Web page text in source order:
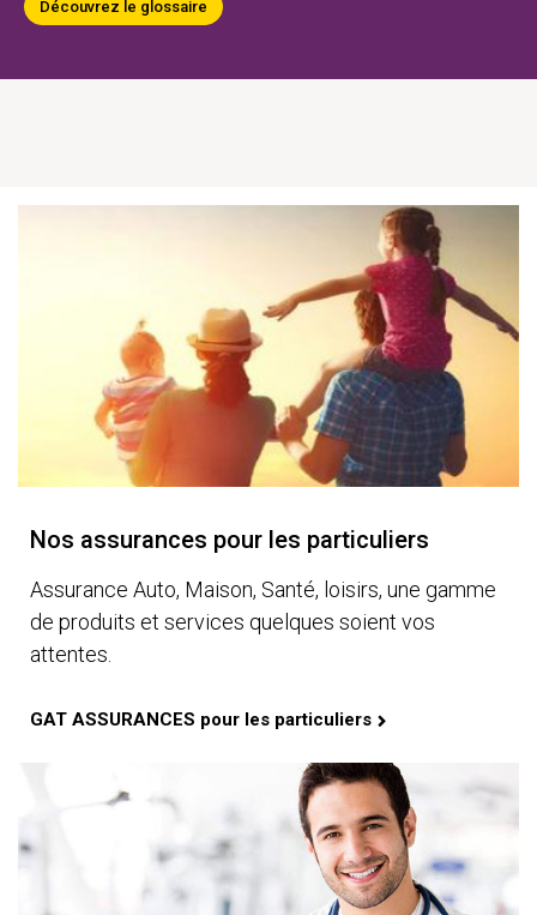
Découvrez le glossaire
Nos assurances pour les particuliers
Assurance Auto, Maison, Santé, loisirs, une gamme
de produits et services quelques soient vos
attentes.
GAT ASSURANCES pour les particuliers